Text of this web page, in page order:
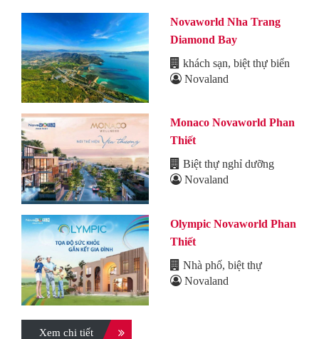
Novaworld Nha Trang
Diamond Bay
khách sạn, biệt thự biển
Novaland
Monaco Novaworld Phan
Thiết
Biệt thự nghỉ dưỡng
Novaland
Olympic Novaworld Phan
Thiết
Nhà phố, biệt thự
Novaland
Xem chi tiết